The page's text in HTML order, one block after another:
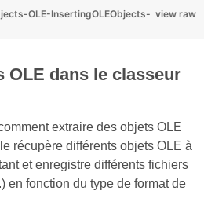
view raw
OLE-InsertingOLEObjects-
OLE dans le classeur
extraire des objets OLE
récupère différents objets OLE à
et enregistre différents fichiers
en fonction du type de format de